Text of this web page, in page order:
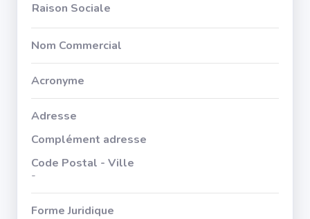
Raison Sociale
Nom Commercial
Acronyme
Adresse
Complément adresse
Code Postal - Ville
-
Forme Juridique